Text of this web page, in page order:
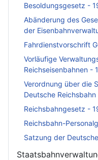
Besoldungsgesetz -
Abänderung des
der
Fahrdienstvorschrift
Vorläufige
Reichseisenbahnen -
Verordnung über die
Deutsche
Reichsbahngesetz -
Reichsbahn-
Satzung der